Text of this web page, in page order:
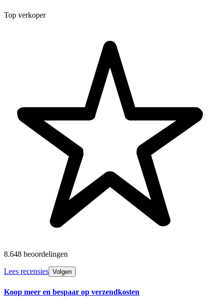
Top verkoper
8.648 beoordelingen
Lees recensies Volgen
Koop meer en bespaar op verzendkosten